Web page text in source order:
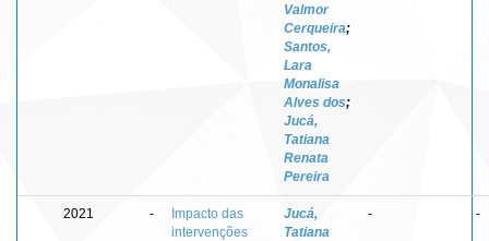
Valmor
Cerqueira;
Santos,
Lara
Monalisa
Alves dos;
Jucá,
Tatiana
Renata
Pereira
2021 -
Impacto das
intervenções
Jucá,
Tatiana
- -